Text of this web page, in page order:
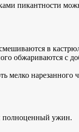
пикантности
в
обжариваются с
мелко нарезанного
полноценный ужин.